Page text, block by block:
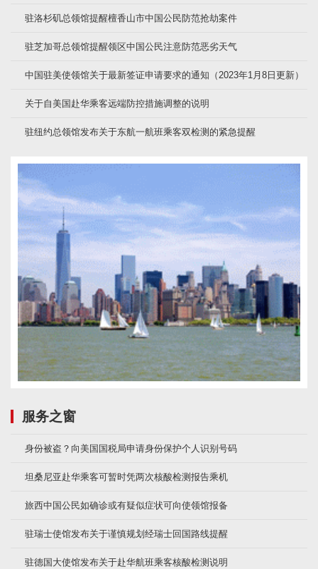
驻洛杉矶总领馆提醒檀香山市中国公民防范抢劫案件
驻芝加哥总领馆提醒领区中国公民注意防范恶劣天气
中国驻美使领馆关于最新签证申请要求的通知（2023年1月8日更新）
关于自美国赴华乘客远端防控措施调整的说明
驻纽约总领馆发布关于东航一航班乘客双检测的紧急提醒
服务之窗
身份被盗？向美国国税局申请身份保护个人识别号码
坦桑尼亚赴华乘客可暂时凭两次核酸检测报告乘机
旅西中国公民如确诊或有疑似症状可向使领馆报备
驻瑞士使馆发布关于谨慎规划经瑞士回国路线提醒
驻德国大使馆发布关于赴华航班乘客核酸检测说明